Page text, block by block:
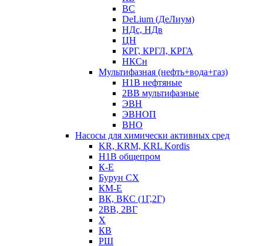
ВС
DeLium (ДеЛиум)
НДс, НДв
ЦН
КРГ, КРГЛ, КРГА
НКСн
Мультифазная (нефть+вода+газ)
Н1В нефтяные
2ВВ мультифазные
ЭВН
ЭВНОП
ВНО
Насосы для химически активных сред
KR, KRM, KRL Kordis
Н1В общепром
К-Е
Бурун СХ
КМ-Е
ВК, ВКС (1Г,2Г)
2ВВ, 2ВГ
Х
КВ
РШ